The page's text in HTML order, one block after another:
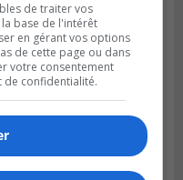
de traiter vos
base de l'intérêt
en gérant vos options
de cette page ou dans
votre consentement
de confidentialité.